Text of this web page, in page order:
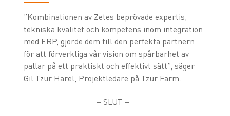
”Kombinationen av Zetes beprövade expertis,
tekniska kvalitet och kompetens inom integration
med ERP, gjorde dem till den perfekta partnern
för att förverkliga vår vision om spårbarhet av
pallar på ett praktiskt och effektivt sätt”, säger
Gil Tzur Harel, Projektledare på Tzur Farm.
– SLUT –